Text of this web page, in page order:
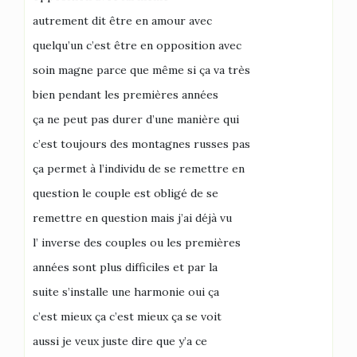
autrement dit être en amour avec
quelqu’un c’est être en opposition avec
soin magne parce que même si ça va très
bien pendant les premières années
ça ne peut pas durer d’une manière qui
c’est toujours des montagnes russes pas
ça permet à l’individu de se remettre en
question le couple est obligé de se
remettre en question mais j’ai déjà vu
l’ inverse des couples ou les premières
années sont plus difficiles et par la
suite s’installe une harmonie oui ça
c’est mieux ça c’est mieux ça se voit
aussi je veux juste dire que y’a ce